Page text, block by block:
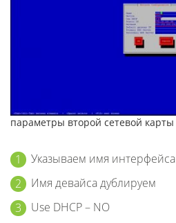
параметры второй сетевой карты
Указываем имя интерфейса
Имя девайса дублируем
Use DHCP – NO